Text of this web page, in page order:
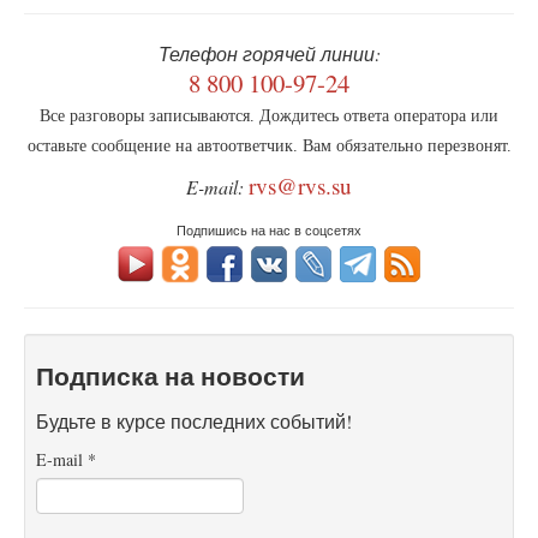
Телефон горячей линии:
8 800 100-97-24
Все разговоры записываются. Дождитесь ответа оператора или
оставьте сообщение на автоответчик. Вам обязательно перезвонят.
E-mail: rvs@rvs.su
Подпишись на нас в соцсетях
Подписка на новости
Будьте в курсе последних событий!
E-mail *